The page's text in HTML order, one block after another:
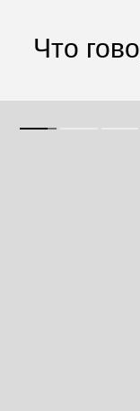
Что